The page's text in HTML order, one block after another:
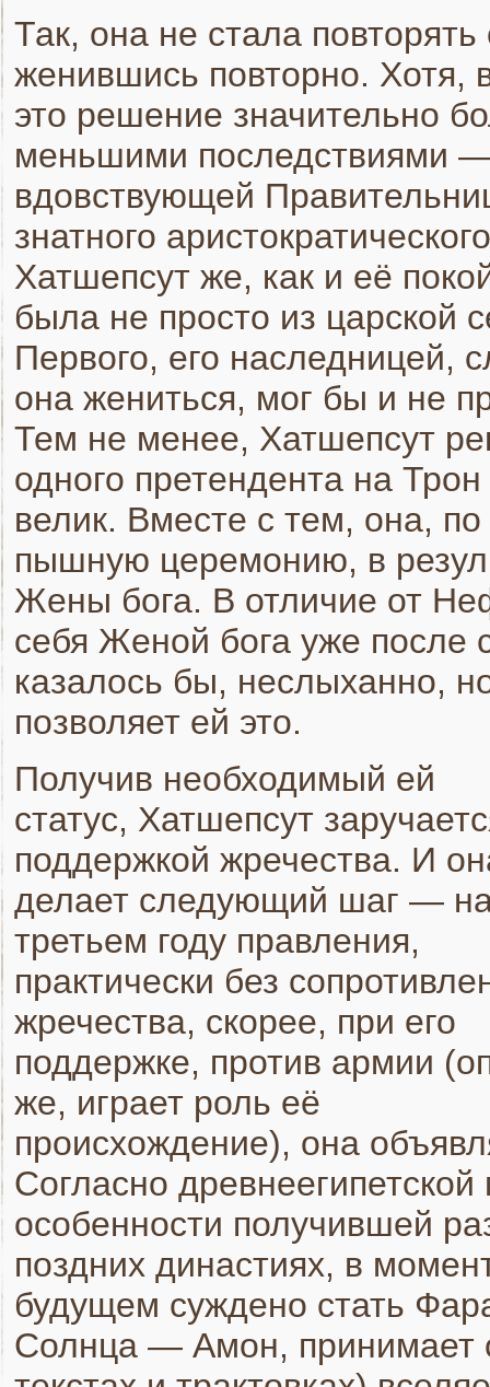
Так, она не стала
женившись повторно. Хотя,
это решение значительно
меньшими последствиями
вдовствующей
знатного
Хатшепсут же, как и её
была не просто из царской
Первого, его наследницей,
она жениться, мог бы и не
Тем не менее, Хатшепсут
одного претендента на
велик. Вместе с тем, она,
пышную церемонию, в
Жены бога. В отличие от
себя Женой бога уже после
казалось бы, неслыханно,
позволяет ей это.
Получив необходимый ей
статус, Хатшепсут
поддержкой жречества. И
делает следующий шаг —
третьем году правления,
практически без
жречества, скорее, при его
поддержке, против армии
же, играет роль её
происхождение), она
Согласно
особенности получившей
поздних династиях, в
будущем суждено стать
Солнца — Амон, принимает